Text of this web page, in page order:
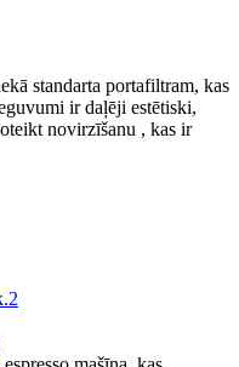
standarta portafiltram, kas
ir daļēji estētiski,
novirzīšanu , kas ir